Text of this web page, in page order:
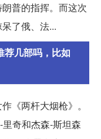
普的指挥。而这次
了俄、法...
荐几部吗，比如
《两杆大烟枪》。
奇和杰森-斯坦森